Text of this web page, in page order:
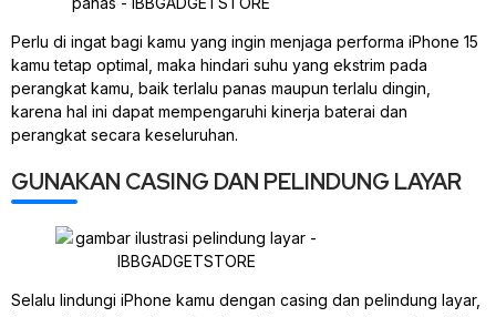
Perlu di ingat bagi kamu yang ingin menjaga performa iPhone 15
kamu tetap optimal, maka hindari suhu yang ekstrim pada
perangkat kamu, baik terlalu panas maupun terlalu dingin,
karena hal ini dapat mempengaruhi kinerja baterai dan
perangkat secara keseluruhan.
GUNAKAN CASING DAN PELINDUNG LAYAR
Selalu lindungi iPhone kamu dengan casing dan pelindung layar,